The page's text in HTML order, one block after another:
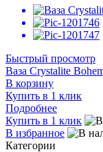
Быстрый просмотр
Ваза Crystalite
В корзину
Купить в 1 клик
Подробнее
Купить в 1 клик
В избранное
Категории